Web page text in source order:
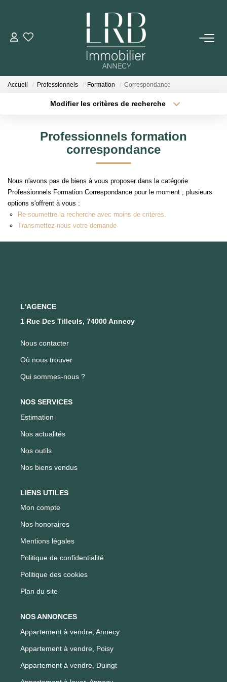
ACHETER
Votre Recherche
Biens Vendus
ESTIMER
LOUER
Notre Équipe
Accueil Professionnels Formation Correspondance
Modifier les critères de recherche
Type de bien
Surface min
Créer une alerte
Professionnels formation
correspondance
Nous n'avons pas de biens à vous proposer dans la catégorie
Professionnels Formation Correspondance pour le moment , plusieurs
options s'offrent à vous :
Re-soumettre la recherche avec moins de critères.
Transmettez-nous votre demande
L'AGENCE
1 Rue Des Tilleuls, 74000 Annecy
Nous contacter
Où nous trouver
Qui sommes-nous ?
NOS SERVICES
Estimation
Nos actualités
Nos outils
Nos biens vendus
LIENS UTILES
Mon compte
Nos honoraires
Mentions légales
Politique de confidentialité
Politique des cookies
Plan du site
NOS ANNONCES
Appartement à vendre, Annecy
Appartement à vendre, Poisy
Appartement à vendre, Duingt